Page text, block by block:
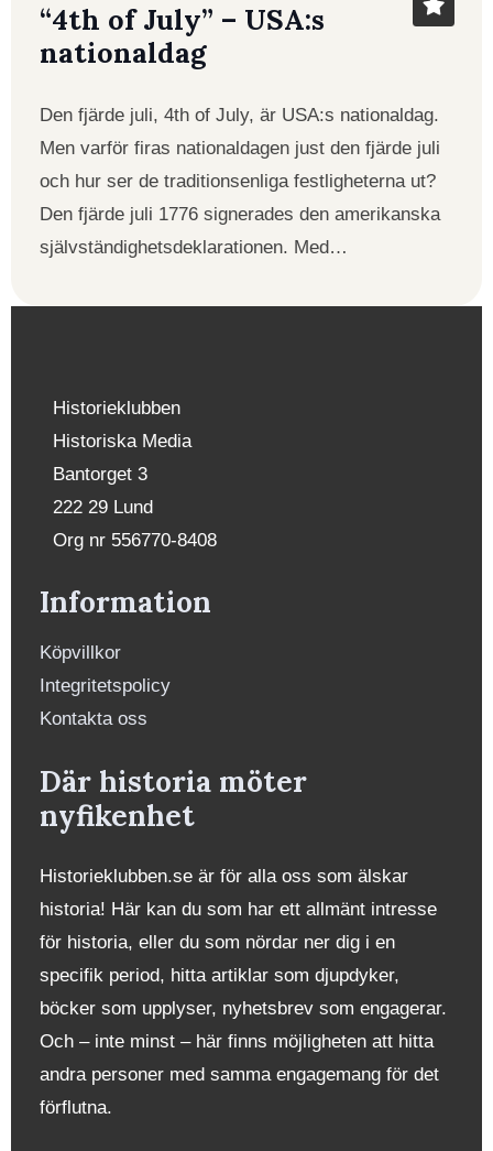
“4th of July” – USA:s
nationaldag
Den fjärde juli, 4th of July, är USA:s nationaldag.
Men varför firas nationaldagen just den fjärde juli
och hur ser de traditionsenliga festligheterna ut?
Den fjärde juli 1776 signerades den amerikanska
självständighetsdeklarationen. Med…
Historieklubben
Historiska Media
Bantorget 3
222 29 Lund
Org nr 556770-8408
Information
Köpvillkor
Integritetspolicy
Kontakta oss
Där historia möter
nyfikenhet
Historieklubben.se är för alla oss som älskar
historia! Här kan du som har ett allmänt intresse
för historia, eller du som nördar ner dig i en
specifik period, hitta artiklar som djupdyker,
böcker som upplyser, nyhetsbrev som engagerar.
Och – inte minst – här finns möjligheten att hitta
andra personer med samma engagemang för det
förflutna.